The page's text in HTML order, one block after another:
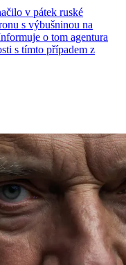
v pátek ruské
s výbušninou na
o tom agentura
s tímto případem z